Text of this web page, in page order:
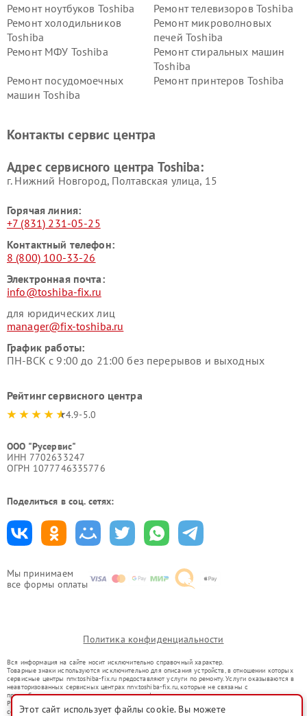
Мы принимаем
все формы оплаты
Ремонт ноутбуков Toshiba
Ремонт телевизоров Toshiba
Ремонт холодильников
Toshiba
Ремонт микроволновых
печей Toshiba
Ремонт МФУ Toshiba
Ремонт стиральных машин
Toshiba
Ремонт посудомоечных
машин Toshiba
Ремонт принтеров Toshiba
Контакты сервис центра
Адрес сервисного центра Toshiba:
г. Нижний Новгород, Полтавская улица, 15
Горячая линия:
+7 (831) 231-05-25
Контактный телефон:
8 (800) 100-33-26
Электронная почта:
info@toshiba-fix.ru
для юридических лиц
manager@fix-toshiba.ru
График работы:
ПН-ВСК с 9:00 до 21:00 без перерывов и выходных
Рейтинг сервисного центра
4.9-5.0
ООО "Русервис"
ИНН 7702633247
ОГРН 1077746335776
Поделиться в соц. сетях:
Политика конфиденциальности
Вся информация на сайте носит исключительно справочный характер.
Товарные знаки используются исключительно для описания устройств, в отношении которых
сервисные центры nnv.toshiba-fix.ru предоставляют услуги по ремонту. Услуги оказываются в
неавторизованных сервисных центрах nnv.toshiba-fix.ru, которые не связаны с
правообладателями товарных знаков или их официальными представителями.
Ремонт осуществляется для устройств, уже введенных в гражданский оборот в соответствии
со статьей 1487 ГК РФ.
Этот сайт использует файлы cookie. Вы можете